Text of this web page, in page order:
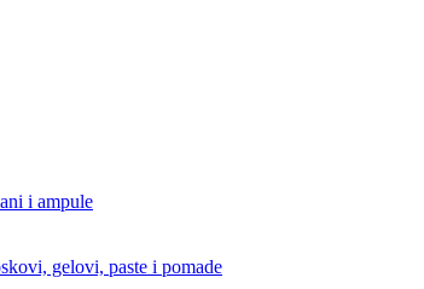
i ampule
gelovi, paste i pomade